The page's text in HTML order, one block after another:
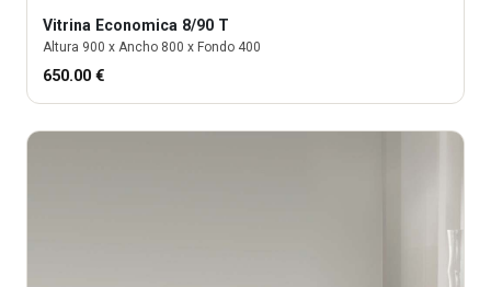
Vitrina Economica 8/90 T
Altura 900 x Ancho 800 x Fondo 400
650.00 €